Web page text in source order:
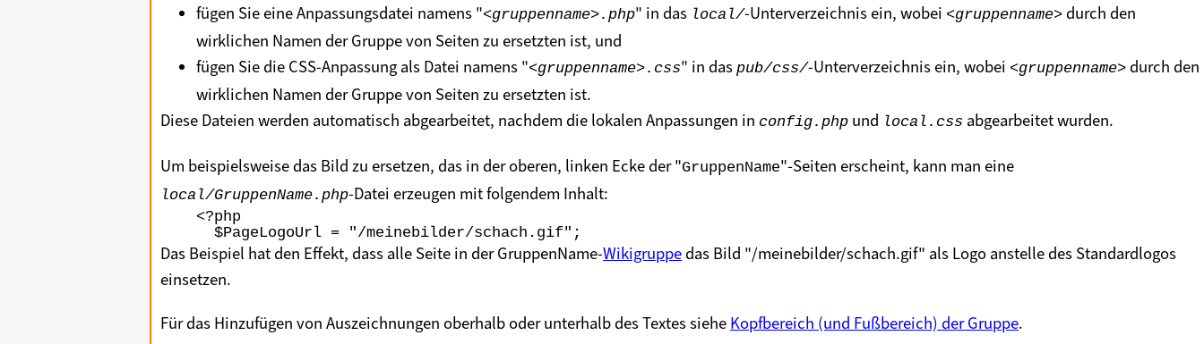
fügen Sie eine Anpassungsdatei namens "<gruppenname>.php" in das local/-Unterverzeichnis ein, wobei <gruppenname> durch den
wirklichen Namen der Gruppe von Seiten zu ersetzten ist, und
fügen Sie die CSS-Anpassung als Datei namens "<gruppenname>.css" in das pub/css/-Unterverzeichnis ein, wobei <gruppenname> durch den
wirklichen Namen der Gruppe von Seiten zu ersetzten ist.
Diese Dateien werden automatisch abgearbeitet, nachdem die lokalen Anpassungen in config.php und local.css abgearbeitet wurden.
Um beispielsweise das Bild zu ersetzen, das in der oberen, linken Ecke der "GruppenName"-Seiten erscheint, kann man eine
local/GruppenName.php-Datei erzeugen mit folgendem Inhalt:
<?php
Das Beispiel hat den Effekt, dass alle Seite in der GruppenName-Wikigruppe das Bild "/meinebilder/schach.gif" als Logo anstelle des Standardlogos
einsetzen.
Für das Hinzufügen von Auszeichnungen oberhalb oder unterhalb des Textes siehe Kopfbereich (und Fußbereich) der Gruppe.